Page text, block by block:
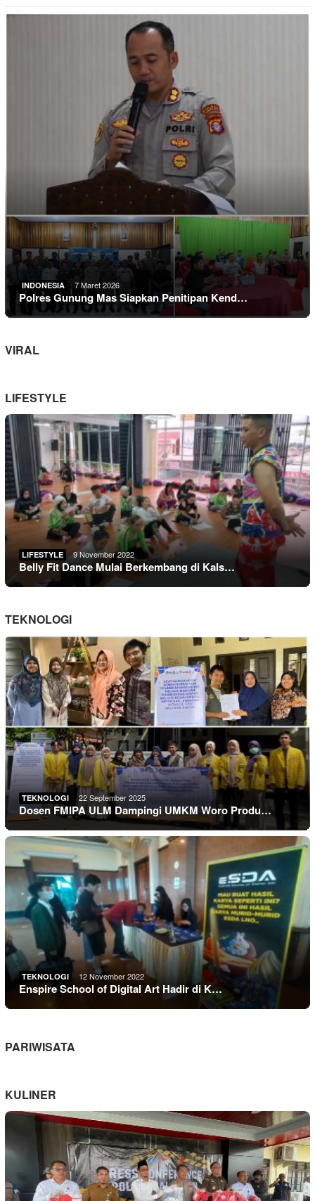
INDONESIA 7 Maret 2026
Polres Gunung Mas Siapkan Penitipan Kend…
VIRAL
LIFESTYLE
LIFESTYLE 9 November 2022
Belly Fit Dance Mulai Berkembang di Kals…
TEKNOLOGI
TEKNOLOGI 22 September 2025
Dosen FMIPA ULM Dampingi UMKM Woro Produ…
TEKNOLOGI 12 November 2022
Enspire School of Digital Art Hadir di K…
PARIWISATA
KULINER